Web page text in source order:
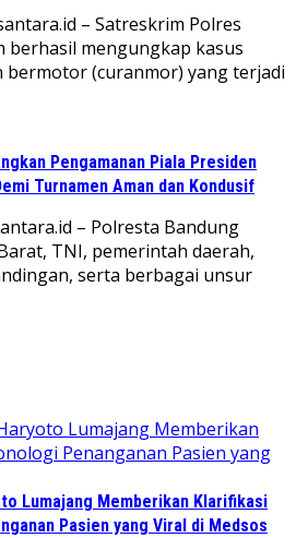
– Satreskrim Polres
berhasil mengungkap kasus
bermotor (curanmor) yang terjadi
Pengamanan Piala Presiden
Turnamen Aman dan Kondusif
– Polresta Bandung
TNI, pemerintah daerah,
serta berbagai unsur
Lumajang Memberikan Klarifikasi
Pasien yang Viral di Medsos